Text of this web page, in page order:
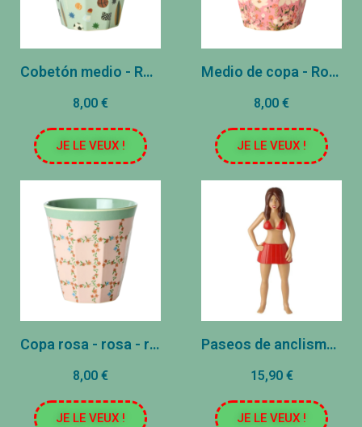
Cobetón medio - Rose - Deporte
8,00 €
JE LE VEUX !
Medio de copa - Rosa - Floweri
8,00 €
JE LE VEUX !
Copa rosa - rosa - rejilla floral
8,00 €
JE LE VEUX !
Paseos de anclismo - Morena
15,90 €
JE LE VEUX !